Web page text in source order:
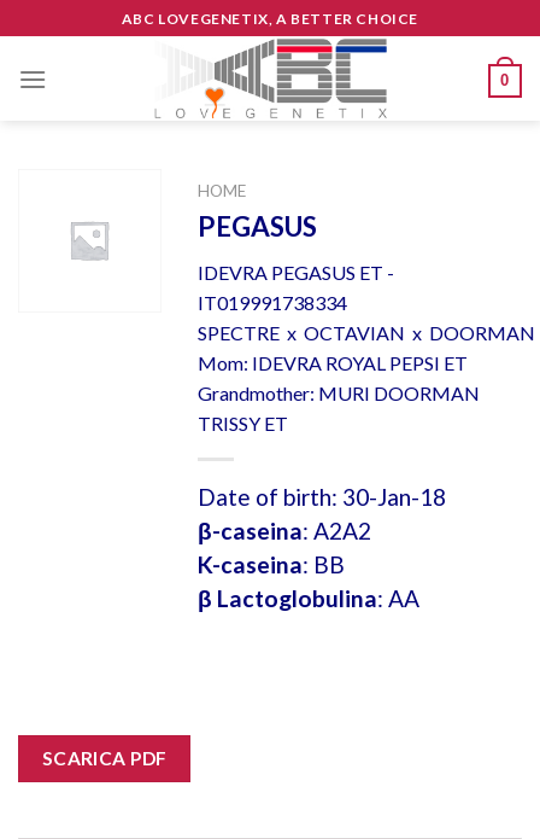
to
content
ABC LOVEGENETIX, A BETTER CHOICE
0
HOME
PEGASUS
IDEVRA PEGASUS ET -
IT019991738334
SPECTRE x OCTAVIAN x DOORMAN
Mom: IDEVRA ROYAL PEPSI ET
Grandmother: MURI DOORMAN
TRISSY ET
Date of birth: 30-Jan-18
β-caseina: A2A2
K-caseina: BB
β Lactoglobulina: AA
SCARICA PDF